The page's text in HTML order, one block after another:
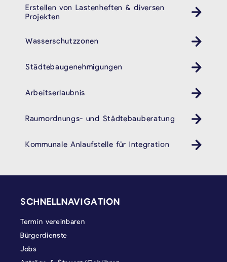
Erstellen von Lastenheften & diversen
Projekten
Wasserschutzzonen
Städtebaugenehmigungen
Arbeitserlaubnis
Raumordnungs- und Städtebauberatung
Kommunale Anlaufstelle für Integration
SCHNELLNAVIGATION
Termin vereinbaren
Bürgerdienste
Jobs